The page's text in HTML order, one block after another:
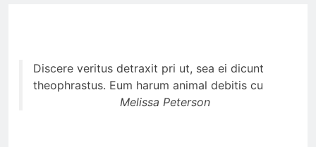
Discere veritus detraxit pri ut, sea ei dicunt
theophrastus. Eum harum animal debitis cu
Melissa Peterson